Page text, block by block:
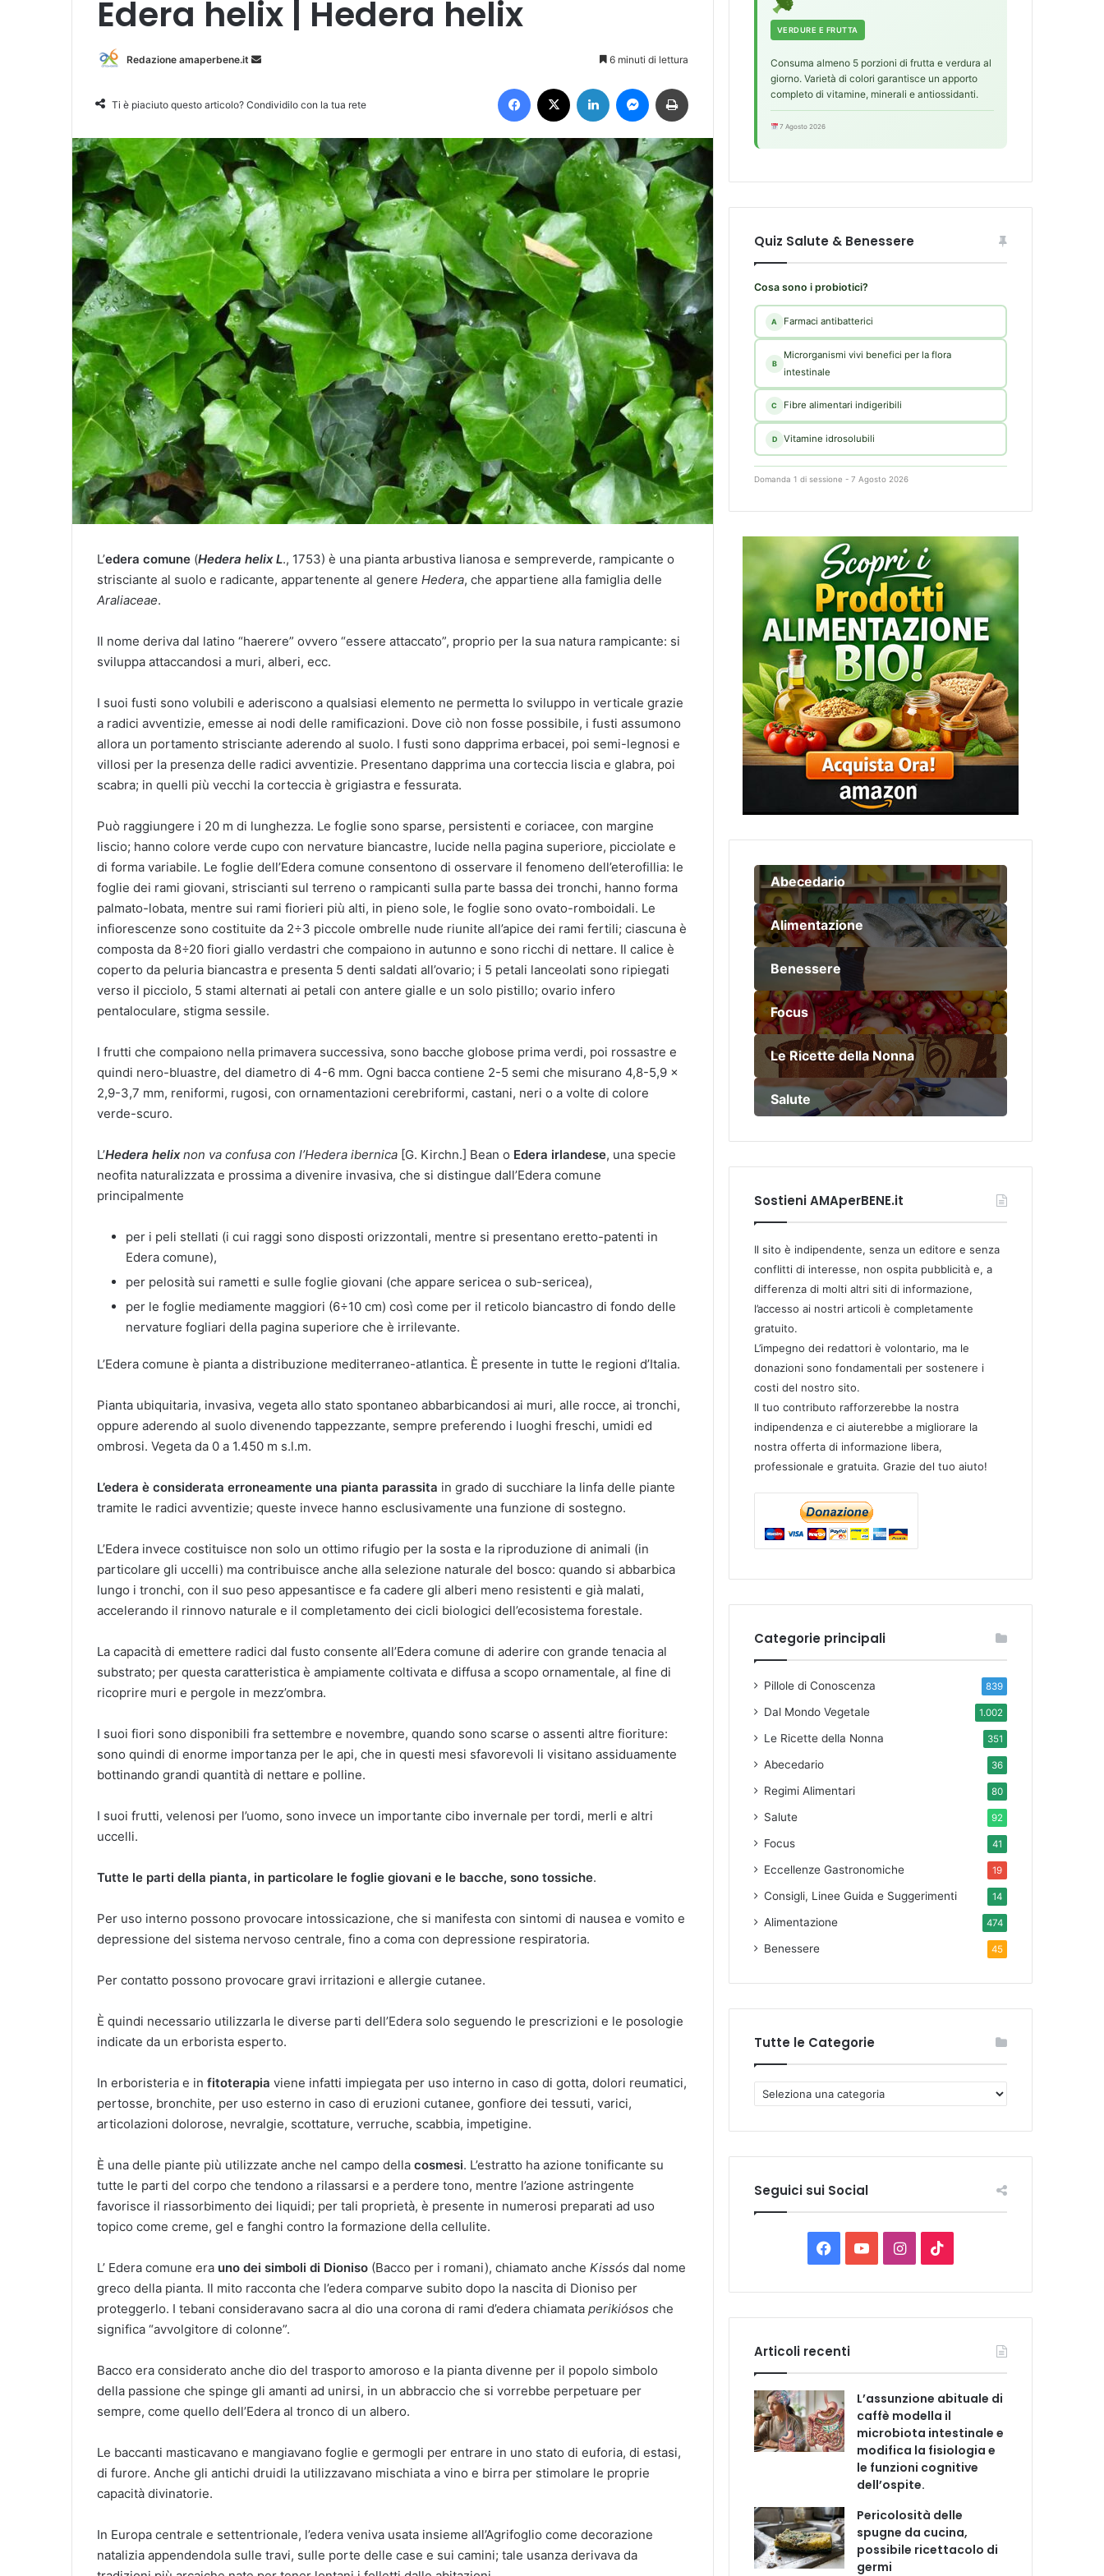
Edera helix | Hedera helix
Redazione amaperbene.it
a
u
n
'
e
m
a
i
l
6 minuti di lettura
Ti è piaciuto questo articolo? Condividilo con la tua rete
L’edera comune (Hedera helix L., 1753) è una pianta arbustiva lianosa e sempreverde, rampicante o
strisciante al suolo e radicante, appartenente al genere Hedera, che appartiene alla famiglia delle
Araliaceae.
Il nome deriva dal latino “haerere” ovvero “essere attaccato”, proprio per la sua natura rampicante: si
sviluppa attaccandosi a muri, alberi, ecc.
I suoi fusti sono volubili e aderiscono a qualsiasi elemento ne permetta lo sviluppo in verticale grazie
a radici avventizie, emesse ai nodi delle ramificazioni. Dove ciò non fosse possibile, i fusti assumono
allora un portamento strisciante aderendo al suolo. I fusti sono dapprima erbacei, poi semi-legnosi e
villosi per la presenza delle radici avventizie. Presentano dapprima una corteccia liscia e glabra, poi
scabra; in quelli più vecchi la corteccia è grigiastra e fessurata.
Può raggiungere i 20 m di lunghezza. Le foglie sono sparse, persistenti e coriacee, con margine
liscio; hanno colore verde cupo con nervature biancastre, lucide nella pagina superiore, picciolate e
di forma variabile. Le foglie dell’Edera comune consentono di osservare il fenomeno dell’eterofillia: le
foglie dei rami giovani, striscianti sul terreno o rampicanti sulla parte bassa dei tronchi, hanno forma
palmato-lobata, mentre sui rami fiorieri più alti, in pieno sole, le foglie sono ovato-romboidali. Le
infiorescenze sono costituite da 2÷3 piccole ombrelle nude riunite all’apice dei rami fertili; ciascuna è
composta da 8÷20 fiori giallo verdastri che compaiono in autunno e sono ricchi di nettare. Il calice è
coperto da peluria biancastra e presenta 5 denti saldati all’ovario; i 5 petali lanceolati sono ripiegati
verso il picciolo, 5 stami alternati ai petali con antere gialle e un solo pistillo; ovario infero
pentaloculare, stigma sessile.
I frutti che compaiono nella primavera successiva, sono bacche globose prima verdi, poi rossastre e
quindi nero-bluastre, del diametro di 4-6 mm. Ogni bacca contiene 2-5 semi che misurano 4,8-5,9 x
2,9-3,7 mm, reniformi, rugosi, con ornamentazioni cerebriformi, castani, neri o a volte di colore
verde-scuro.
L’Hedera helixnon va confusa con l’Hedera ibernica [G. Kirchn.] Bean o Edera irlandese, una specie
neofita naturalizzata e prossima a divenire invasiva, che si distingue dall’Edera comune
principalmente
per i peli stellati (i cui raggi sono disposti orizzontali, mentre si presentano eretto-patenti in
Edera comune),
per pelosità sui rametti e sulle foglie giovani (che appare sericea o sub-sericea),
per le foglie mediamente maggiori (6÷10 cm) così come per il reticolo biancastro di fondo delle
nervature fogliari della pagina superiore che è irrilevante.
L’Edera comune è pianta a distribuzione mediterraneo-atlantica. È presente in tutte le regioni d’Italia.
Pianta ubiquitaria, invasiva, vegeta allo stato spontaneo abbarbicandosi ai muri, alle rocce, ai tronchi,
oppure aderendo al suolo divenendo tappezzante, sempre preferendo i luoghi freschi, umidi ed
ombrosi. Vegeta da 0 a 1.450 m s.l.m.
L’edera è considerata erroneamente una pianta parassita in grado di succhiare la linfa delle piante
tramite le radici avventizie; queste invece hanno esclusivamente una funzione di sostegno.
L’Edera invece costituisce non solo un ottimo rifugio per la sosta e la riproduzione di animali (in
particolare gli uccelli) ma contribuisce anche alla selezione naturale del bosco: quando si abbarbica
lungo i tronchi, con il suo peso appesantisce e fa cadere gli alberi meno resistenti e già malati,
accelerando il rinnovo naturale e il completamento dei cicli biologici dell’ecosistema forestale.
La capacità di emettere radici dal fusto consente all’Edera comune di aderire con grande tenacia al
substrato; per questa caratteristica è ampiamente coltivata e diffusa a scopo ornamentale, al fine di
ricoprire muri e pergole in mezz’ombra.
I suoi fiori sono disponibili fra settembre e novembre, quando sono scarse o assenti altre fioriture:
sono quindi di enorme importanza per le api, che in questi mesi sfavorevoli li visitano assiduamente
bottinando grandi quantità di nettare e polline.
I suoi frutti, velenosi per l’uomo, sono invece un importante cibo invernale per tordi, merli e altri
uccelli.
Tutte le parti della pianta, in particolare le foglie giovani e le bacche, sono tossiche.
Per uso interno possono provocare intossicazione, che si manifesta con sintomi di nausea e vomito e
depressione del sistema nervoso centrale, fino a coma con depressione respiratoria.
Per contatto possono provocare gravi irritazioni e allergie cutanee.
È quindi necessario utilizzarla le diverse parti dell’Edera solo seguendo le prescrizioni e le posologie
indicate da un erborista esperto.
In erboristeria e in fitoterapia viene infatti impiegata per uso interno in caso di gotta, dolori reumatici,
pertosse, bronchite, per uso esterno in caso di eruzioni cutanee, gonfiore dei tessuti, varici,
articolazioni dolorose, nevralgie, scottature, verruche, scabbia, impetigine.
È una delle piante più utilizzate anche nel campo della cosmesi. L’estratto ha azione tonificante su
tutte le parti del corpo che tendono a rilassarsi e a perdere tono, mentre l’azione astringente
favorisce il riassorbimento dei liquidi; per tali proprietà, è presente in numerosi preparati ad uso
topico come creme, gel e fanghi contro la formazione della cellulite.
L’ Edera comune era uno dei simboli di Dioniso (Bacco per i romani), chiamato anche Kissós dal nome
greco della pianta. Il mito racconta che l’edera comparve subito dopo la nascita di Dioniso per
proteggerlo. I tebani consideravano sacra al dio una corona di rami d’edera chiamata perikiósos che
significa “avvolgitore di colonne”.
Bacco era considerato anche dio del trasporto amoroso e la pianta divenne per il popolo simbolo
della passione che spinge gli amanti ad unirsi, in un abbraccio che si vorrebbe perpetuare per
sempre, come quello dell’Edera al tronco di un albero.
Le baccanti masticavano e mangiavano foglie e germogli per entrare in uno stato di euforia, di estasi,
di furore. Anche gli antichi druidi la utilizzavano mischiata a vino e birra per stimolare le proprie
capacità divinatorie.
In Europa centrale e settentrionale, l’edera veniva usata insieme all’Agrifoglio come decorazione
natalizia appendendola sulle travi, sulle porte delle case e sui camini; tale usanza derivava da
VERDURE E FRUTTA
Consuma almeno 5 porzioni di frutta e verdura al
giorno. Varietà di colori garantisce un apporto
completo di vitamine, minerali e antiossidanti.
7 Agosto 2026
Quiz Salute & Benessere
Cosa sono i probiotici?
A Farmaci antibatterici
B
Microrganismi vivi benefici per la flora
intestinale
C Fibre alimentari indigeribili
D Vitamine idrosolubili
Domanda 1 di sessione - 7 Agosto 2026
Abecedario
Alimentazione
Benessere
Focus
Le Ricette della Nonna
Salute
Sostieni AMAperBENE.it
Il sito è indipendente, senza un editore e senza
conflitti di interesse, non ospita pubblicità e, a
differenza di molti altri siti di informazione,
l’accesso ai nostri articoli è completamente
gratuito.
L’impegno dei redattori è volontario, ma le
donazioni sono fondamentali per sostenere i
costi del nostro sito.
Il tuo contributo rafforzerebbe la nostra
indipendenza e ci aiuterebbe a migliorare la
nostra offerta di informazione libera,
professionale e gratuita. Grazie del tuo aiuto!
Categorie principali
Pillole di Conoscenza 839
Dal Mondo Vegetale 1.002
Le Ricette della Nonna 351
Abecedario 36
Regimi Alimentari 80
Salute 92
Focus 41
Eccellenze Gastronomiche 19
Consigli, Linee Guida e Suggerimenti 14
Alimentazione 474
Benessere 45
Tutte le Categorie
u
e
e
C
o
e
Seguici sui Social
c
e
b
o
o
u
u
b
e
I
s
a
g
r
a
m
k
o
k
Articoli recenti
L’assunzione abituale di
caffè modella il
microbiota intestinale e
modifica la fisiologia e
le funzioni cognitive
dell’ospite.
Pericolosità delle
spugne da cucina,
possibile ricettacolo di
germi